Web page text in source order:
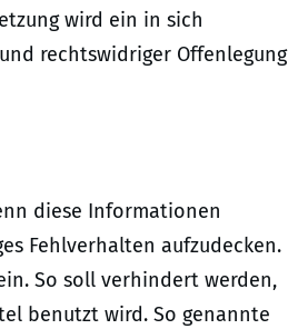
wird ein in sich
rechtswidriger Offenlegung
diese Informationen
Fehlverhalten aufzudecken.
So soll verhindert werden,
benutzt wird. So genannte